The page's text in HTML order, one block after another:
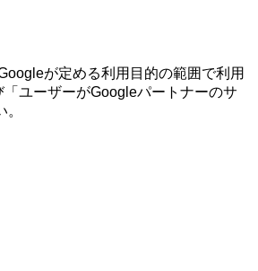
が定める利用目的の範囲で利用
「ユーザーがGoogleパートナーのサ